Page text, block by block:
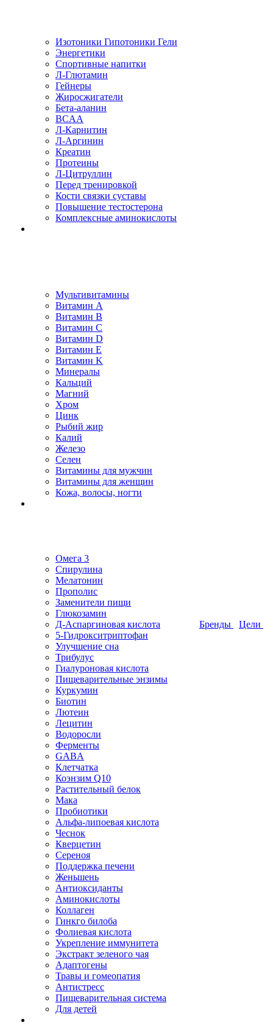
Изотоники Гипотоники Гели
Энергетики
Спортивные напитки
Л-Глютамин
Гейнеры
Жиросжигатели
Бета-аланин
BCAA
Л-Карнитин
Л-Аргинин
Креатин
Протеины
Л-Цитруллин
Перед тренировкой
Кости связки суставы
Повышение тестостерона
Комплексные аминокислоты
Мультивитамины
Витамин A
Витамин B
Витамин C
Витамин D
Витамин E
Витамин K
Минералы
Кальций
Магний
Хром
Цинк
Рыбий жир
Калий
Железо
Селен
Витамины для мужчин
Витамины для женщин
Кожа, волосы, ногти
Омега 3
Спирулина
Мелатонин
Прополис
Заменители пищи
Глюкозамин
Д-Аспаргиновая кислота
5-Гидрокситриптофан
Улучшение сна
Трибулус
Гиалуроновая кислота
Пищеварительные энзимы
Куркумин
Биотин
Лютеин
Лецитин
Водоросли
Ферменты
GABA
Клетчатка
Коэнзим Q10
Растительный белок
Мака
Пробиотики
Альфа-липоевая кислота
Чеснок
Кверцетин
Сереноя
Поддержка печени
Женьшень
Антиоксиданты
Аминокислоты
Коллаген
Гинкго билоба
Фолиевая кислота
Укрепление иммунитета
Экстракт зеленого чая
Адаптогены
Травы и гомеопатия
Антистресс
Пищеварительная система
Для детей
Бренды Цели